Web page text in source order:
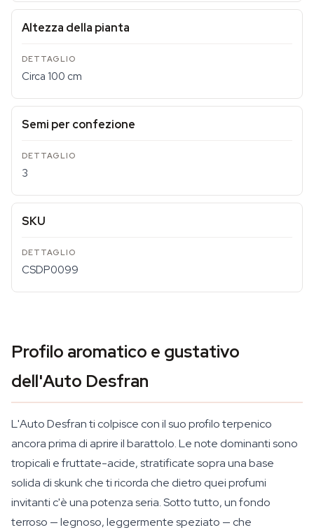
Altezza della pianta
Circa 100 cm
Semi per confezione
3
SKU
CSDP0099
Profilo aromatico e gustativo
dell'Auto Desfran
L'Auto Desfran ti colpisce con il suo profilo terpenico
ancora prima di aprire il barattolo. Le note dominanti sono
tropicali e fruttate-acide, stratificate sopra una base
solida di skunk che ti ricorda che dietro quei profumi
invitanti c'è una potenza seria. Sotto tutto, un fondo
terroso — legnoso, leggermente speziato — che